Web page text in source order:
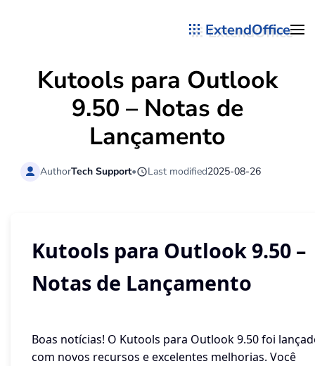
ExtendOffice
Kutools para Outlook
9.50 – Notas de
Lançamento
AuthorTech Support• Last modified2025-08-26
Kutools para Outlook 9.50 –
Notas de Lançamento
Boas notícias! O Kutools para Outlook 9.50 foi
com novos recursos e excelentes melhorias. Você